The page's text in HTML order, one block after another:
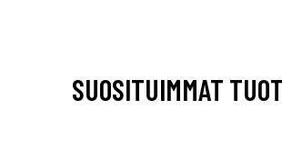
SUOSITUIMMAT